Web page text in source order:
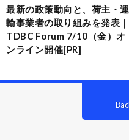
最新の政策動向と、荷主・運
輸事業者の取り組みを発表｜
TDBC Forum 7/10（金）オ
ンライン開催[PR]